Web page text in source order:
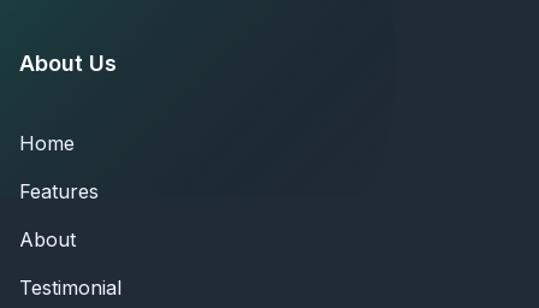
About Us
Home
Features
About
Testimonial